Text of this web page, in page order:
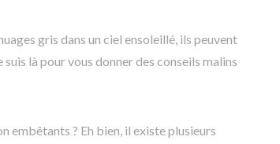
gris dans un ciel ensoleillé, ils peuvent
là pour vous donner des conseils malins
embêtants ? Eh bien, il existe plusieurs